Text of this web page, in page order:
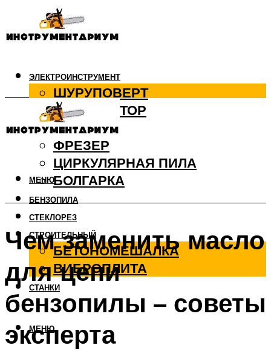
ЭЛЕКТРОИНСТРУМЕНТ
ШУРУПОВЕРТ
ПЕРФОРАТОР
ДРЕЛЬ
ФРЕЗЕР
ЦИРКУЛЯРНАЯ ПИЛА
БОЛГАРКА
БЕНЗОПИЛА
СТЕКЛОРЕЗ
СТРОИТЕЛЬНЫЙ
БЕТОНОМЕШАЛКА
ВИБРОПЛИТА
СТАНКИ
МЕНЮ
МЕНЮ
Чем заменить масло
для цепи
бензопилы – советы
эксперта